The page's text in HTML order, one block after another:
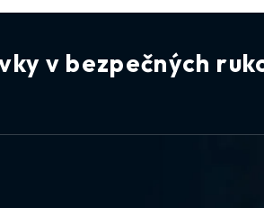
v bezpečných